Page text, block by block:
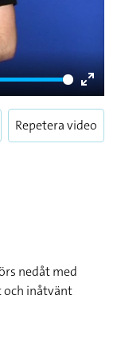
Enter
Repetera video
nedåt med
inåtvänt